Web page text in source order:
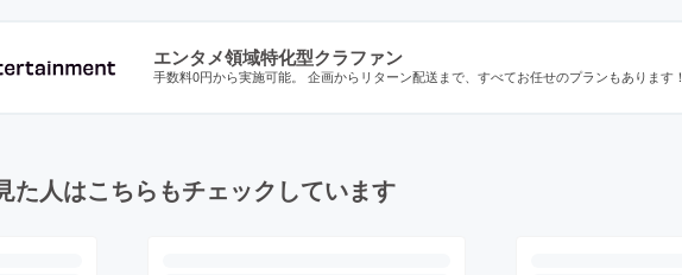
エンタメ領域特化型クラファン
手数料0円から実施可能。 企画からリターン配送まで、すべてお任せのプランもあります！
た人はこちらもチェックしています